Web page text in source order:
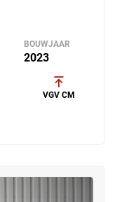
BOUWJAAR
2023
VGV CM